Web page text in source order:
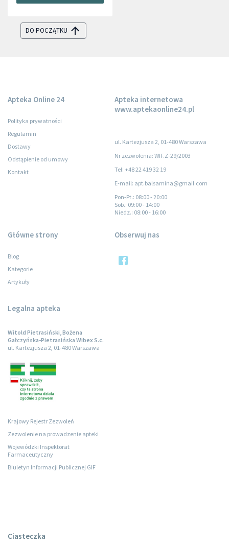
DO POCZĄTKU
Apteka Online 24
Polityka prywatności
Regulamin
Dostawy
Odstąpienie od umowy
Kontakt
Apteka internetowa
www.aptekaonline24.pl
ul. Kartezjusza 2, 01-480 Warszawa
Nr zezwolenia: WIF.Z-29/2003
Tel: +48 22 419 32 19
E-mail: apt.balsamina@gmail.com
Pon-Pt.: 08:00 - 20:00
Sob.: 09:00 - 14:00
Niedz.: 08:00 - 16:00
Główne strony
Blog
Kategorie
Artykuły
Legalna apteka
Witold Pietrasiński, Bożena
Gałczyńska-Pietrasińska Wibex S.c.
ul. Kartezjusza 2, 01-480 Warszawa
Krajowy Rejestr Zezwoleń
Zezwolenie na prowadzenie apteki
Wojewódzki Inspektorat
Farmaceutyczny
Biuletyn Informacji Publicznej GIF
Obserwuj nas
Ciasteczka